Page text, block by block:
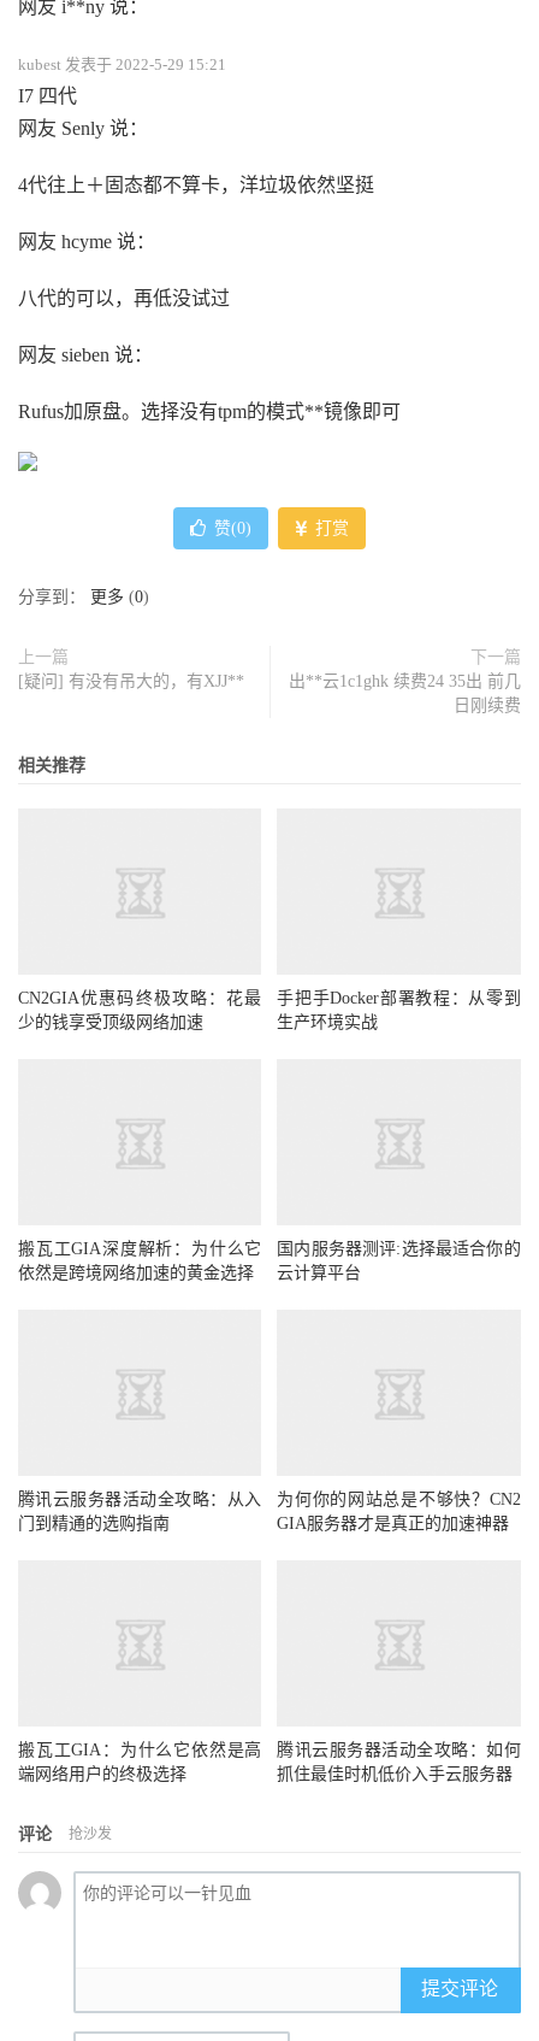
网友 i**ny 说：
kubest 发表于 2022-5-29 15:21
I7 四代
网友 Senly 说：
4代往上＋固态都不算卡，洋垃圾依然坚挺
网友 hcyme 说：
八代的可以，再低没试过
网友 sieben 说：
Rufus加原盘。选择没有tpm的模式**镜像即可
赞(0) 打赏
分享到： 更多 (0)
上一篇
[疑问] 有没有吊大的，有XJJ**
下一篇
出**云1c1ghk 续费24 35出 前几
日刚续费
相关推荐
CN2GIA优惠码终极攻略：花最
少的钱享受顶级网络加速
手把手Docker部署教程：从零到
生产环境实战
搬瓦工GIA深度解析：为什么它
依然是跨境网络加速的黄金选择
国内服务器测评:选择最适合你的
云计算平台
腾讯云服务器活动全攻略：从入
门到精通的选购指南
为何你的网站总是不够快？CN2
GIA服务器才是真正的加速神器
搬瓦工GIA：为什么它依然是高
端网络用户的终极选择
腾讯云服务器活动全攻略：如何
抓住最佳时机低价入手云服务器
评论 抢沙发
提交评论